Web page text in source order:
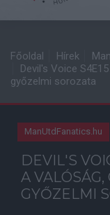
Főoldal Hírek
Devil's Voice
győzelmi sorozata
ManUtdFanatics.hu
DEVIL'S
A
GYŐZELMI